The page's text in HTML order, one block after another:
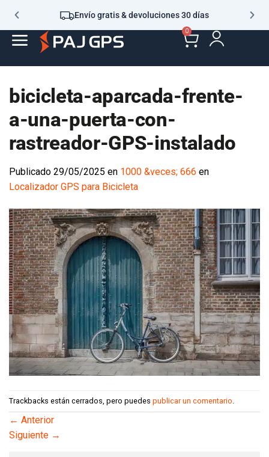
Envío gratis & devoluciones 30 días
0
bicicleta-aparcada-frente-
a-una-puerta-con-
rastreador-GPS-instalado
Publicado 29/05/2025 en 1000 &veces; 666 en
Localizador GPS para Bicicleta
Trackbacks están cerrados, pero puedes publicar un comentario
← Anterior
Siguiente →